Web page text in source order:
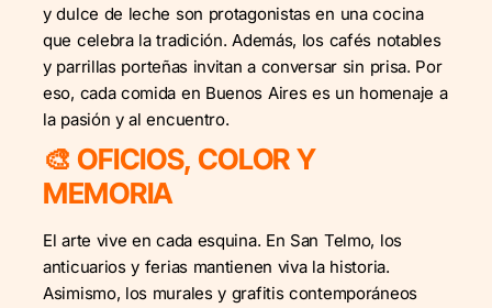
y dulce de leche son protagonistas en una cocina
que celebra la tradición. Además, los cafés notables
y parrillas porteñas invitan a conversar sin prisa. Por
eso, cada comida en Buenos Aires es un homenaje a
la pasión y al encuentro.
🎨 OFICIOS, COLOR Y
MEMORIA
El arte vive en cada esquina. En San Telmo, los
anticuarios y ferias mantienen viva la historia.
Asimismo, los murales y grafitis contemporáneos